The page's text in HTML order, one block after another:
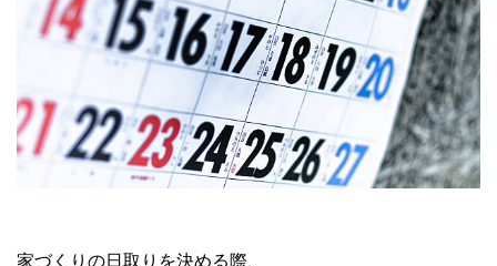
家づくりの日取りを決める際、